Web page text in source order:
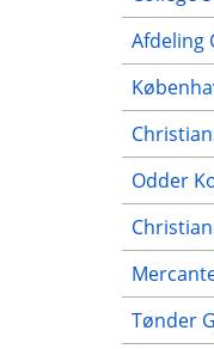
Afdeling
Odder
Tønder